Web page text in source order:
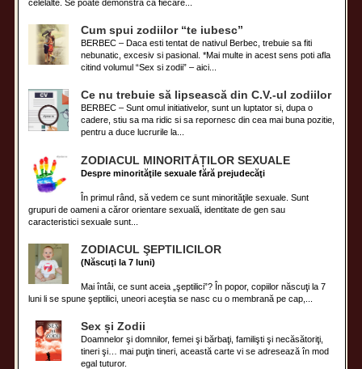
celelalte. Se poate demonstra că fiecare...
Cum spui zodiilor “te iubesc”
BERBEC – Daca esti tentat de nativul Berbec, trebuie sa fiti
nebunatic, excesiv si pasional. *Mai multe in acest sens poti afla
citind volumul “Sex si zodii” – aici...
Ce nu trebuie să lipsească din C.V.-ul zodiilor
BERBEC – Sunt omul initiativelor, sunt un luptator si, dupa o
cadere, stiu sa ma ridic si sa repornesc din cea mai buna pozitie,
pentru a duce lucrurile la...
ZODIACUL MINORITĂȚILOR SEXUALE
Despre minorităţile sexuale fără prejudecăţi
În primul rând, să vedem ce sunt minorităţile sexuale. Sunt
grupuri de oameni a căror orientare sexuală, identitate de gen sau
caracteristici sexuale sunt...
ZODIACUL ŞEPTILICILOR
(Născuţi la 7 luni)
Mai întâi, ce sunt aceia „şeptilici”? În popor, copiilor născuţi la 7
luni li se spune şeptilici, uneori aceştia se nasc cu o membrană pe cap,...
Sex și Zodii
Doamnelor şi domnilor, femei şi bărbaţi, familişti şi necăsătoriţi,
tineri şi… mai puţin tineri, această carte vi se adresează în mod
egal tuturor.